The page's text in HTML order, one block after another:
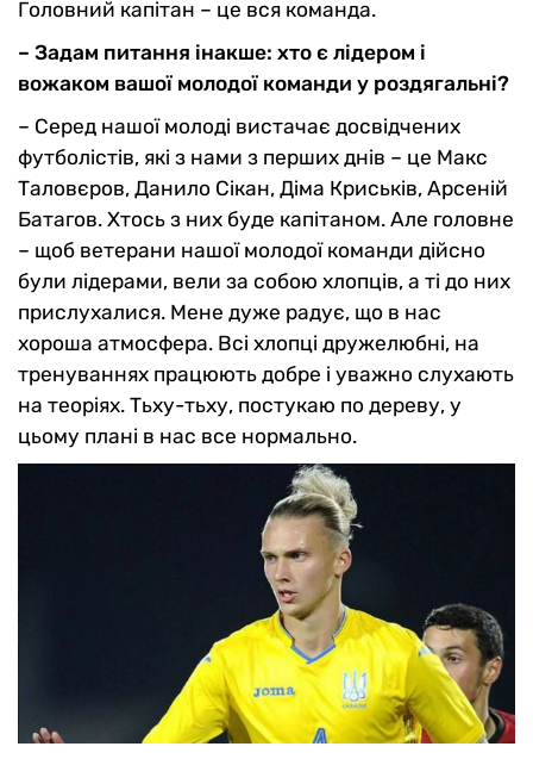
Головний капітан – це вся команда.
– Задам питання інакше: хто є лідером і
вожаком вашої молодої команди у роздягальні?
– Серед нашої молоді вистачає досвідчених
футболістів, які з нами з перших днів – це Макс
Таловєров, Данило Сікан, Діма Криськів, Арсеній
Батагов. Хтось з них буде капітаном. Але головне
– щоб ветерани нашої молодої команди дійсно
були лідерами, вели за собою хлопців, а ті до них
прислухалися. Мене дуже радує, що в нас
хороша атмосфера. Всі хлопці дружелюбні, на
тренуваннях працюють добре і уважно слухають
на теоріях. Тьху-тьху, постукаю по дереву, у
цьому плані в нас все нормально.